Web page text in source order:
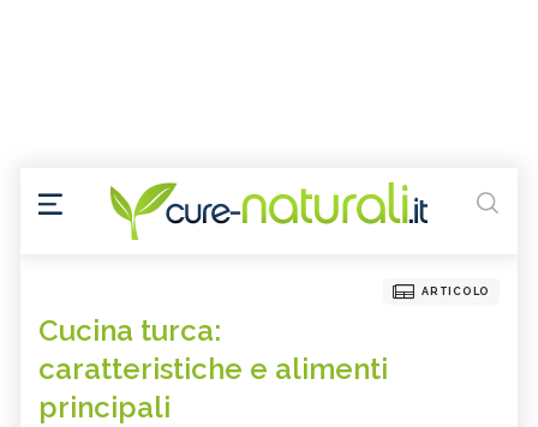
ARTICOLO
Cucina turca:
caratteristiche e alimenti
principali